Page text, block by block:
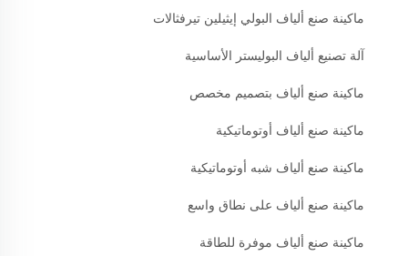
ماكينة صنع ألياف البولي إيثيلين تيرفثالات
آلة تصنيع ألياف البوليستر الأساسية
ماكينة صنع ألياف بتصميم مخصص
ماكينة صنع ألياف أوتوماتيكية
ماكينة صنع ألياف شبه أوتوماتيكية
ماكينة صنع ألياف على نطاق واسع
ماكينة صنع ألياف موفرة للطاقة